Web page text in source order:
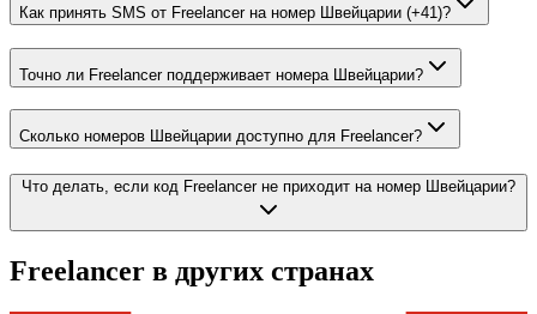
Как принять SMS от Freelancer на номер Швейцарии (+41)?
Точно ли Freelancer поддерживает номера Швейцарии?
Сколько номеров Швейцарии доступно для Freelancer?
Что делать, если код Freelancer не приходит на номер Швейцарии?
Freelancer в других странах